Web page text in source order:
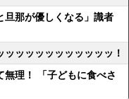
旦那が優しくなる」識者
ッッッッッッッッッッッ！
無理！ 「子どもに食べさ